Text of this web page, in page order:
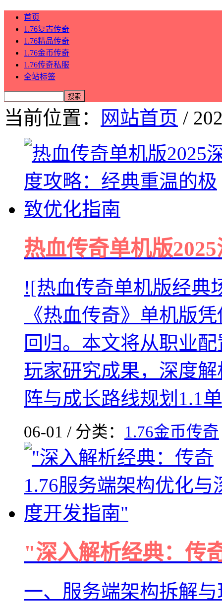
首页
1.76复古传奇
1.76精品传奇
1.76金币传奇
1.76传奇私服
全站标签
当前位置： 网站首页 /
热血传奇单机版
![热血传奇单机版经典
《热血传奇》单机版
回归。本文将从职业
玩家研究成果，深度
阵与成长路线规划1.1
06-01 / 分类： 1.76金币传奇
"深入解析经典：传
一、服务端架构拆解